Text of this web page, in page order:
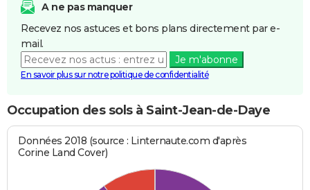
A ne pas manquer
Recevez nos astuces et bons plans directement par e-
mail.
Je m'abonne
En savoir plus sur notre politique de confidentialité
Occupation des sols à Saint-Jean-de-Daye
Données 2018 (source : Linternaute.com d'après
Corine Land Cover)